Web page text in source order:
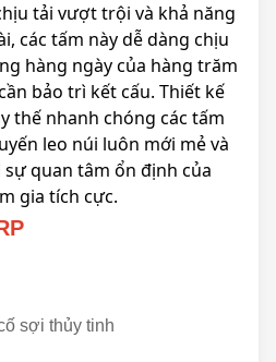
tải vượt trội và khả năng
các tấm này dễ dàng chịu
hàng ngày của hàng trăm
bảo trì kết cấu. Thiết kế
thế nhanh chóng các tấm
leo núi luôn mới mẻ và
quan tâm ổn định của
gia tích cực.
sợi thủy tinh